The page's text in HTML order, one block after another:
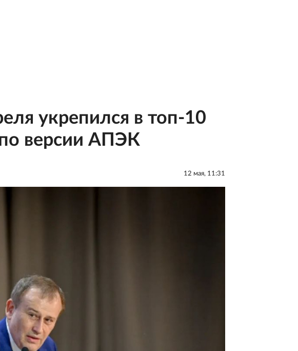
укрепился в топ-10
версии АПЭК
12 мая, 11:31